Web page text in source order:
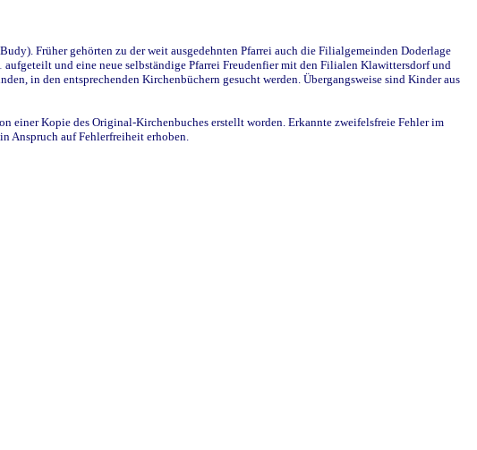
Früher gehörten zu der weit ausgedehnten Pfarrei auch die Filialgemeinden Doderlage
und eine neue selbständige Pfarrei Freudenfier mit den Filialen Klawittersdorf und
in den entsprechenden Kirchenbüchern gesucht werden. Übergangsweise sind Kinder aus
einer Kopie des Original-Kirchenbuches erstellt worden. Erkannte zweifelsfreie Fehler im
Anspruch auf Fehlerfreiheit erhoben.